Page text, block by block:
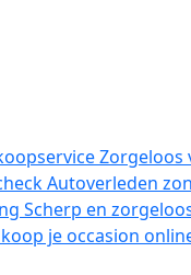
Zorgeloos
Autoverleden
Scherp en
je occasion